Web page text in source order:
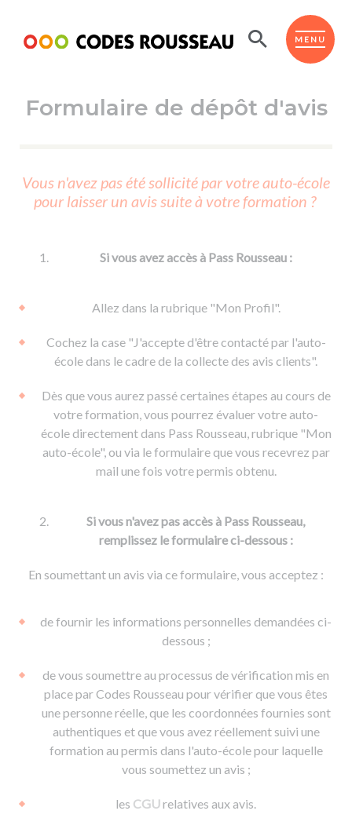
MENU
ESPACE ÉLÈVE
Code de la route
Passer l'ASSR
Réviser le code
Passer l'ETM
Permis voiture
Permis remorque
Permis & handicap
d'apprentissage
De la conduite en voiture
De la conduite à moto
Voir tous les supports
Formations pro.
Permis poids lourd
Formation FCO
Formation CACES
Devenir enseignant de la conduite
Ressources
Formulaire de dépôt d'avis
Vous n'avez pas été sollicité par votre auto-école
pour laisser un avis suite à votre formation ?
Si vous avez accès à Pass Rousseau :
Allez dans la rubrique "Mon Profil".
Cochez la case "J'accepte d'être contacté par l'auto-
école dans le cadre de la collecte des avis clients".
Dès que vous aurez passé certaines étapes au cours de
votre formation, vous pourrez évaluer votre auto-
école directement dans Pass Rousseau, rubrique "Mon
auto-école", ou via le formulaire que vous recevrez par
mail une fois votre permis obtenu.
Si vous n'avez pas accès à Pass Rousseau,
remplissez le formulaire ci-dessous :
En soumettant un avis via ce formulaire, vous acceptez :
de fournir les informations personnelles demandées ci-
dessous ;
de vous soumettre au processus de vérification mis en
place par Codes Rousseau pour vérifier que vous êtes
une personne réelle, que les coordonnées fournies sont
authentiques et que vous avez réellement suivi une
formation au permis dans l'auto-école pour laquelle
vous soumettez un avis ;
les CGUrelatives aux avis.